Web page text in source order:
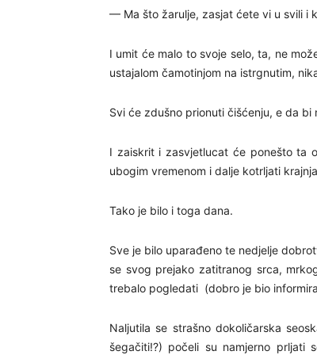
— Ma što žarulje, zasjat ćete vi u svili i
I umit će malo to svoje selo, ta, ne
ustajalom čamotinjom na istrgnutim,
Svi će zdušno prionuti čišćenju, e da
I zaiskrit i zasvjetlucat će ponešto ta
ubogim vremenom i dalje kotrljati
Tako je bilo i toga dana.
Sve je bilo uparađeno te nedjelje
se svog prejako zatitranog srca,
trebalo pogledati (dobro je bio
Naljutila se strašno dokoličarska
šegačiti!?) počeli su namjerno prljati